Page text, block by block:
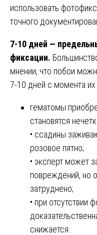
использовать
точного
7-10 дней —
фиксации.
мнении, что побои
7-10 дней с момента их
гематомы
становятся
• ссадины
розовое пятно;
• эксперт может
повреждений, но
затруднено;
• при отсутствии
снижается .